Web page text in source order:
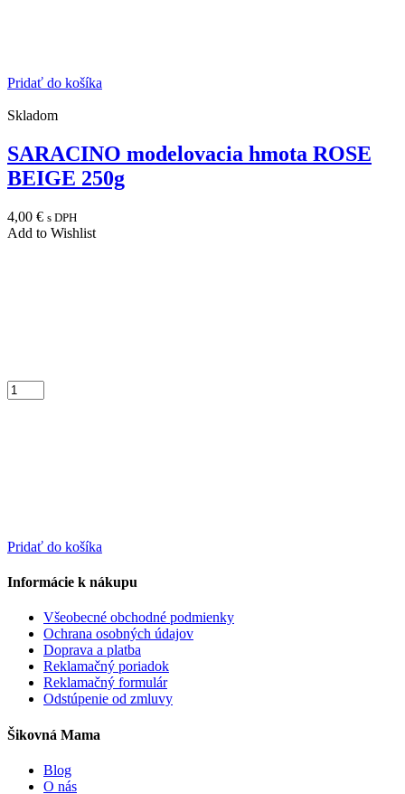
Pridať do košíka
Skladom
SARACINO modelovacia hmota ROSE
BEIGE 250g
4,00 € s DPH
Add to Wishlist
Pridať do košíka
Informácie k nákupu
Všeobecné obchodné podmienky
Ochrana osobných údajov
Doprava a platba
Reklamačný poriadok
Reklamačný formulár
Odstúpenie od zmluvy
Šikovná Mama
Blog
O nás